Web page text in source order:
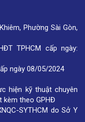
Phường Sài Gòn,
TPHCM cấp ngày:
ngày 08/05/2024
hiện kỹ thuật chuyên
kèm theo GPHĐ
SYTHCM do Sở Y